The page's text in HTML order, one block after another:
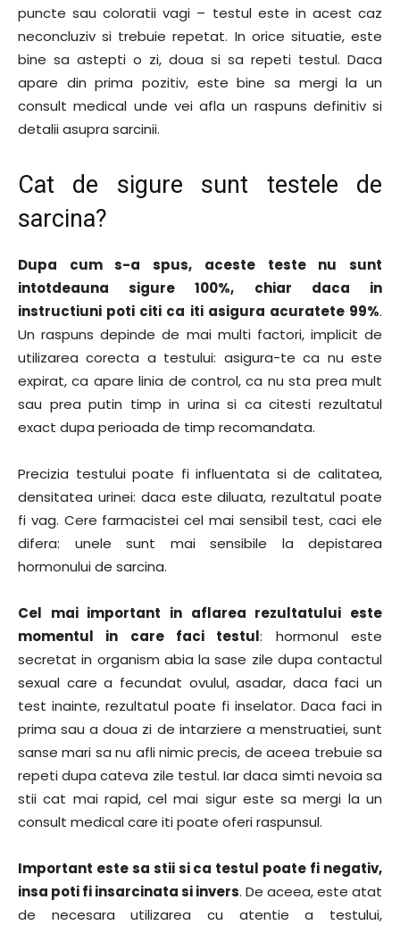
puncte sau coloratii vagi – testul este in acest caz
neconcluziv si trebuie repetat. In orice situatie, este
bine sa astepti o zi, doua si sa repeti testul. Daca
apare din prima pozitiv, este bine sa mergi la un
consult medical unde vei afla un raspuns definitiv si
detalii asupra sarcinii.
Cat de sigure sunt testele de
sarcina?
Dupa cum s-a spus, aceste teste nu sunt
intotdeauna sigure 100%, chiar daca in
instructiuni poti citi ca iti asigura acuratete 99%.
Un raspuns depinde de mai multi factori, implicit de
utilizarea corecta a testului: asigura-te ca nu este
expirat, ca apare linia de control, ca nu sta prea mult
sau prea putin timp in urina si ca citesti rezultatul
exact dupa perioada de timp recomandata.
Precizia testului poate fi influentata si de calitatea,
densitatea urinei: daca este diluata, rezultatul poate
fi vag. Cere farmacistei cel mai sensibil test, caci ele
difera: unele sunt mai sensibile la depistarea
hormonului de sarcina.
Cel mai important in aflarea rezultatului este
momentul in care faci testul: hormonul este
secretat in organism abia la sase zile dupa contactul
sexual care a fecundat ovulul, asadar, daca faci un
test inainte, rezultatul poate fi inselator. Daca faci in
prima sau a doua zi de intarziere a menstruatiei, sunt
sanse mari sa nu afli nimic precis, de aceea trebuie sa
repeti dupa cateva zile testul. Iar daca simti nevoia sa
stii cat mai rapid, cel mai sigur este sa mergi la un
consult medical care iti poate oferi raspunsul.
Important este sa stii si ca testul poate fi negativ,
insa poti fi insarcinata si invers. De aceea, este atat
de necesara utilizarea cu atentie a testului,